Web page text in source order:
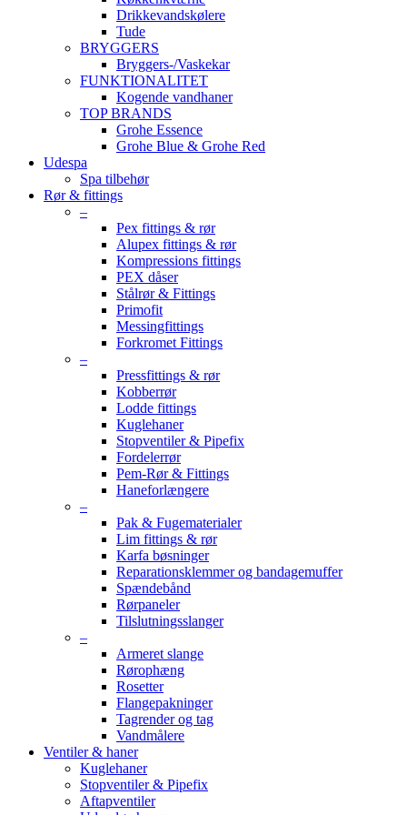
Drikkevandskølere
Tude
BRYGGERS
Bryggers-/Vaskekar
FUNKTIONALITET
Kogende vandhaner
TOP BRANDS
Grohe Essence
Grohe Blue & Grohe Red
Udespa
Spa tilbehør
Rør & fittings
–
Pex fittings & rør
Alupex fittings & rør
Kompressions fittings
PEX dåser
Stålrør & Fittings
Primofit
Messingfittings
Forkromet Fittings
–
Pressfittings & rør
Kobberrør
Lodde fittings
Kuglehaner
Stopventiler & Pipefix
Fordelerrør
Pem-Rør & Fittings
Haneforlængere
–
Pak & Fugematerialer
Lim fittings & rør
Karfa bøsninger
Reparationsklemmer og bandagemuffer
Spændebånd
Rørpaneler
Tilslutningsslanger
–
Armeret slange
Rørophæng
Rosetter
Flangepakninger
Tagrender og tag
Vandmålere
Ventiler & haner
Kuglehaner
Stopventiler & Pipefix
Aftapventiler